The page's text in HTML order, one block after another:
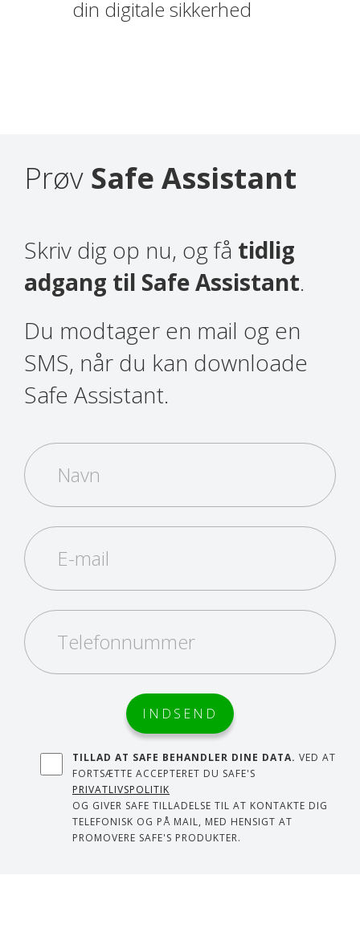
din digitale sikkerhed
Prøv Safe Assistant
Skriv dig op nu, og få tidlig
adgang til Safe Assistant.
Du modtager en mail og en
SMS, når du kan downloade
Safe Assistant.
TILLAD AT SAFE BEHANDLER DINE DATA. VED AT
FORTSÆTTE ACCEPTERET DU SAFE'S
PRIVATLIVSPOLITIK
OG GIVER SAFE TILLADELSE TIL AT KONTAKTE DIG
TELEFONISK OG PÅ MAIL, MED HENSIGT AT
PROMOVERE SAFE'S PRODUKTER.